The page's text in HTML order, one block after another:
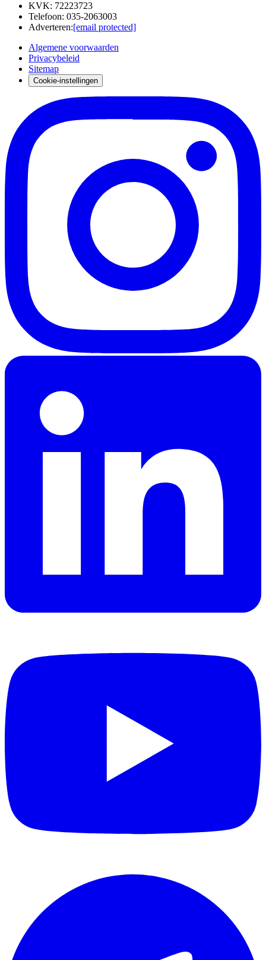
KVK: 72223723
Telefoon: 035-2063003
Adverteren:[email protected]
Algemene voorwaarden
Privacybeleid
Sitemap
Cookie-instellingen